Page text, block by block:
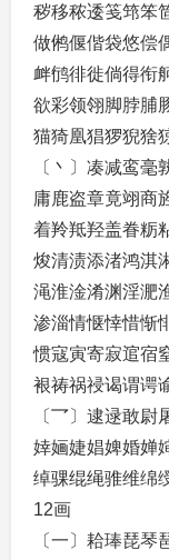
秽移秾逶笺筇笨
做鸺偃偕袋悠偿
衅鸻徘徙倘得衔
欲彩领翎脚脖脯
猫猗凰猖猡猊猞
〔丶〕凑减鸾
庸鹿盗章竟翊商
着羚羝羟盖眷粝
焌清渍添渚鸿淇
渑淮淦淆渊淫淝
渗淄情惬悻惜惭
惯寇寅寄寂逭宿
裉祷祸祲谒谓谔
〔乛〕逮逯敢
婞婳婕娼婢婚婵
绰骒绲绳骓维绵
12画
〔一〕耠琫琵